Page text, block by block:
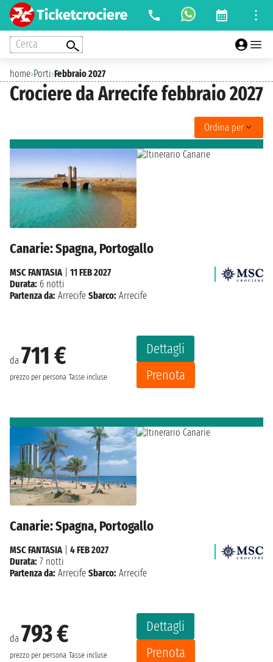
Cerca
home›Porti›Febbraio 2027
Crociere da Arrecife febbraio 2027
Ordina per
Canarie: Spagna, Portogallo
da 711 €
prezzo per persona Tasse incluse
Dettagli
Prenota
MSC FANTASIA
11 FEB 2027
Durata: 6 notti
Partenza da: Arrecife Sbarco: Arrecife
Canarie: Spagna, Portogallo
da 793 €
prezzo per persona Tasse incluse
Dettagli
Prenota
MSC FANTASIA| 4 FEB 2027
Durata: 7 notti
Partenza da: Arrecife Sbarco: Arrecife